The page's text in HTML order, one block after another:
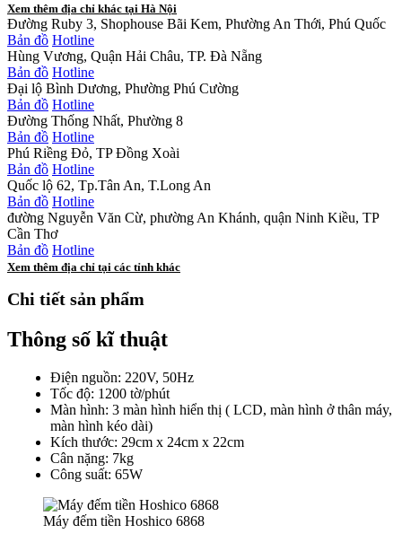
Xem thêm địa chỉ khác tại Hà Nội
Đường Ruby 3, Shophouse Bãi Kem, Phường An Thới, Phú Quốc
Bản đồ Hotline
Hùng Vương, Quận Hải Châu, TP. Đà Nẵng
Bản đồ Hotline
Đại lộ Bình Dương, Phường Phú Cường
Bản đồ Hotline
Đường Thống Nhất, Phường 8
Bản đồ Hotline
Phú Riềng Đỏ, TP Đồng Xoài
Bản đồ Hotline
Quốc lộ 62, Tp.Tân An, T.Long An
Bản đồ Hotline
đường Nguyễn Văn Cừ, phường An Khánh, quận Ninh Kiều, TP
Cần Thơ
Bản đồ Hotline
Xem thêm địa chỉ tại các tỉnh khác
Chi tiết sản phẩm
Thông số kĩ thuật
Điện nguồn: 220V, 50Hz
Tốc độ: 1200 tờ/phút
Màn hình: 3 màn hình hiển thị ( LCD, màn hình ở thân máy,
màn hình kéo dài)
Kích thước: 29cm x 24cm x 22cm
Cân nặng: 7kg
Công suất: 65W
Máy đếm tiền Hoshico 6868